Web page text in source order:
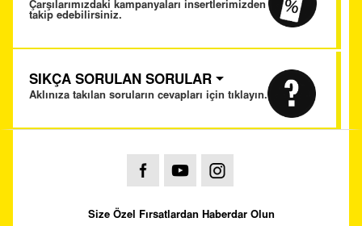
Çarşılarımızdaki kampanyaları insertlerimizden
takip edebilirsiniz.
SIKÇA SORULAN SORULAR
Aklınıza takılan soruların cevapları için tıklayın.
Size Özel Fırsatlardan Haberdar Olun